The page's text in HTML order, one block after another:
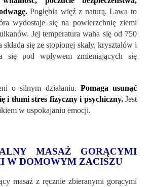
Pogłębia więź z naturą. Lawa to
wydostaje się na powierzchnię ziemi
Jej temperatura waha się od 750
się ze stopionej skały, kryształów i
się pod wpływem zmieniających się
o silnym działaniu. Pomaga usunąć
i tłumi stres fizyczny i psychiczny.Jest
w uspokajaniu emocji.
MASAŻ GORĄCYMI
W DOMOWYM ZACISZU
masaż z ręcznie zbieranymi gorącymi